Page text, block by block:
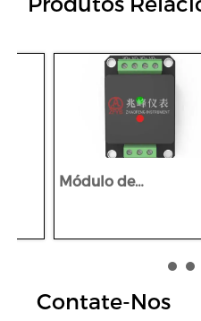
Módulo de
seguro da série BAM
Contate-Nos